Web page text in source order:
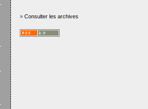
» Consulter les archives